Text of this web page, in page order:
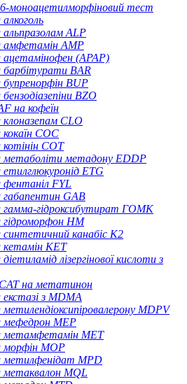
моноацетилморфіновий тест
альпразолам ALP
амфетамін AMP
ацетамінофен (APAP)
барбітурати BAR
бупренорфін BUP
BZO
на кофеїн
клоназепам CLO
COC
COT
метаболіти метадону EDDP
ETG
фентаніл FYL
габапентин GAB
гамма-гідроксибутират ГОМК
гідроморфон HM
синтетичний канабіс K2
кетамін KET
лізергінової кислоти з
на метатинон
з MDMA
MDPV
мефедрон MEP
метамфетамін MET
морфін MOP
метилфенідат MPD
метаквалон MQL